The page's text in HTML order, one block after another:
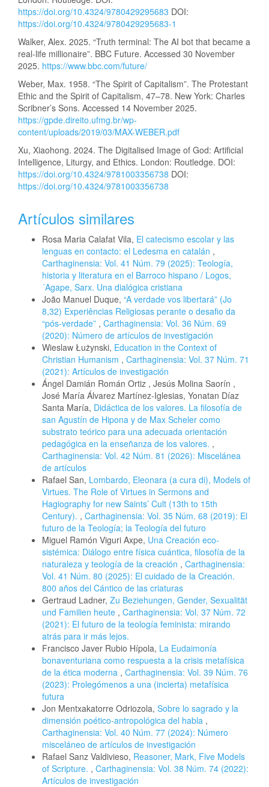
https://doi.org/10.4324/9780429295683 DOI:
https://doi.org/10.4324/9780429295683-1
Walker, Alex. 2025. “Truth terminal: The AI bot that became a
real-life millionaire”. BBC Future. Accessed 30 November
2025. https://www.bbc.com/future/
Weber, Max. 1958. “The Spirit of Capitalism”. The Protestant
Ethic and the Spirit of Capitalism, 47–78. New York: Charles
Scribner’s Sons. Accessed 14 November 2025.
https://gpde.direito.ufmg.br/wp-
content/uploads/2019/03/MAX-WEBER.pdf
Xu, Xiaohong. 2024. The Digitalised Image of God: Artificial
Intelligence, Liturgy, and Ethics. London: Routledge. DOI:
https://doi.org/10.4324/9781003356738 DOI:
https://doi.org/10.4324/9781003356738
Artículos similares
Rosa Maria Calafat Vila, El catecismo escolar y las
lenguas en contacto: el Ledesma en catalán ,
Carthaginensia: Vol. 41 Núm. 79 (2025): Teología,
historia y literatura en el Barroco hispano / Logos,
´Agape, Sarx. Una dialógica cristiana
João Manuel Duque, “A verdade vos libertará” (Jo
8,32) Experiências Religiosas perante o desafio da
“pós-verdade” , Carthaginensia: Vol. 36 Núm. 69
(2020): Número de artículos de investigación
Wieslaw Łużynski, Education in the Context of
Christian Humanism , Carthaginensia: Vol. 37 Núm. 71
(2021): Artículos de investigación
Ángel Damián Román Ortiz , Jesús Molina Saorín ,
José María Álvarez Martínez-Iglesias, Yonatan Díaz
Santa María, Didáctica de los valores. La filosofía de
san Agustín de Hipona y de Max Scheler como
substrato teórico para una adecuada orientación
pedagógica en la enseñanza de los valores. ,
Carthaginensia: Vol. 42 Núm. 81 (2026): Miscelánea
de artículos
Rafael San, Lombardo, Eleonara (a cura di), Models of
Virtues. The Role of Virtues in Sermons and
Hagiography for new Saints’ Cult (13th to 15th
Century). , Carthaginensia: Vol. 35 Núm. 68 (2019): El
futuro de la Teología; la Teología del futuro
Miguel Ramón Viguri Axpe, Una Creación eco-
sistémica: Diálogo entre física cuántica, filosofía de la
naturaleza y teología de la creación , Carthaginensia:
Vol. 41 Núm. 80 (2025): El cuidado de la Creación.
800 años del Cántico de las criaturas
Gertraud Ladner, Zu Beziehungen, Gender, Sexualität
und Familien heute , Carthaginensia: Vol. 37 Núm. 72
(2021): El futuro de la teología feminista: mirando
atrás para ir más lejos.
Francisco Javer Rubio Hípola, La Eudaimonía
bonaventuriana como respuesta a la crisis metafísica
de la ética moderna , Carthaginensia: Vol. 39 Núm. 76
(2023): Prolegómenos a una (incierta) metafísica
futura
Jon Mentxakatorre Odriozola, Sobre lo sagrado y la
dimensión poético-antropológica del habla ,
Carthaginensia: Vol. 40 Núm. 77 (2024): Número
misceláneo de artículos de investigación
Rafael Sanz Valdivieso, Reasoner, Mark, Five Models
of Scripture. , Carthaginensia: Vol. 38 Núm. 74 (2022):
Artículos de investigación